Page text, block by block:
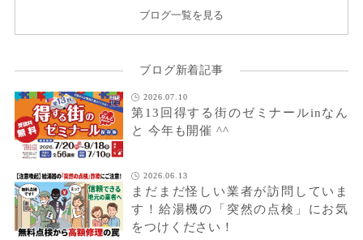
ブログ一覧を見る
ブログ新着記事
2026.07.10
第13回得する街のゼミナールinなん
と 今年も開催 ^^
2026.06.13
まだまだ怪しい業者が訪問していま
す！給湯機の「突然の点検」にお気
をつけください！